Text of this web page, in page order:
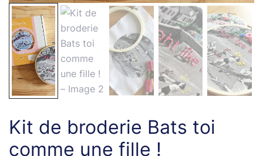
Kit de broderie Bats toi
comme une fille !